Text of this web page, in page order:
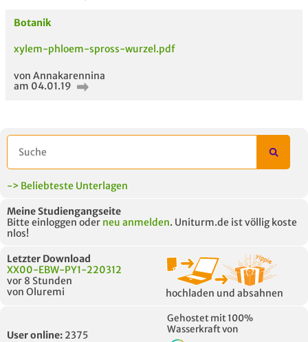
Botanik
xylem-phloem-spross-wurzel.pdf
von Annakarennina
am 04.01.19
-> Beliebteste Unterlagen
Meine Studiengangseite
Bitte einloggen oder neu anmelden. Uniturm.de ist völlig koste
nlos!
Letzter Download
XX00-EBW-PY1-220312
vor 8 Stunden
von Oluremi
hochladen und absahnen
User online: 2375
Gehostet mit 100%
Wasserkraft von